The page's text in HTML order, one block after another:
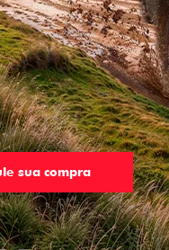
sua compra